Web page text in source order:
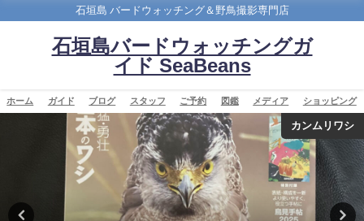
石垣島 バードウォッチング＆野鳥撮影専門店
石垣島バードウォッチングガ
イド SeaBeans
ホーム ガイド ブログ スタッフ ご予約 図鑑 メディア ショッピング
カンムリワシ